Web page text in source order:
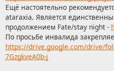
Ещё настоятельно
ataraxia. Является
продолжением Fate/stay night -
По просьбе инвалида
https://drive.google.com/drive/
7GzgkveA0b-j